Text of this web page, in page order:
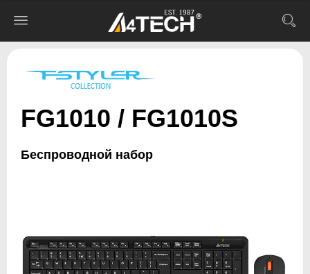
FG1010 / FG1010S
Беспроводной набор